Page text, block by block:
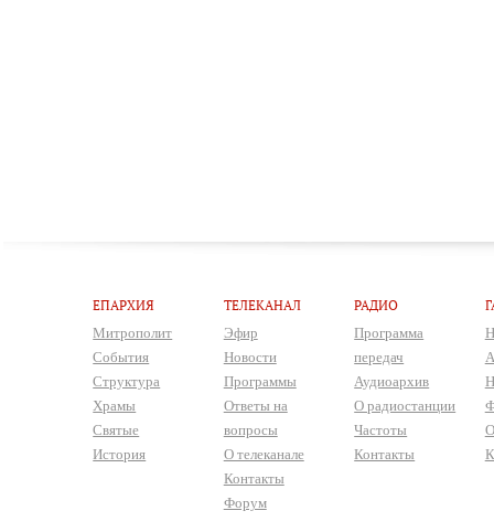
ЕПАРХИЯ
Митрополит
События
Структура
Храмы
Святые
История
ТЕЛЕКАНАЛ
Эфир
Новости
Программы
Ответы на
вопросы
О телеканале
Контакты
Форум
РАДИО
Программа
передач
Аудиоархив
О радиостанции
Частоты
Контакты